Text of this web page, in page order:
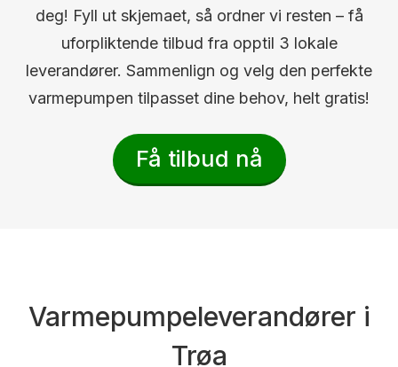
deg! Fyll ut skjemaet, så ordner vi resten – få
uforpliktende tilbud fra opptil 3 lokale
leverandører. Sammenlign og velg den perfekte
varmepumpen tilpasset dine behov, helt gratis!
Få tilbud nå
Varmepumpeleverandører i
Trøa